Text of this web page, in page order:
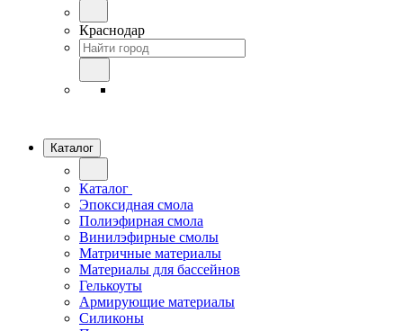
Краснодар
Каталог
Каталог
Эпоксидная смола
Полиэфирная смола
Винилэфирные смолы
Матричные материалы
Материалы для бассейнов
Гелькоуты
Армирующие материалы
Силиконы